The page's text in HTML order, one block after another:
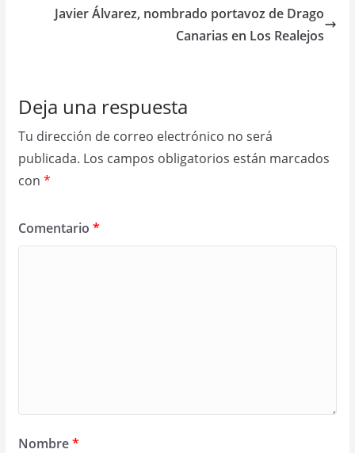
Javier Álvarez, nombrado portavoz de Drago
Canarias en Los Realejos
Deja una respuesta
Tu dirección de correo electrónico no será
publicada. Los campos obligatorios están marcados
con *
Comentario *
Nombre*